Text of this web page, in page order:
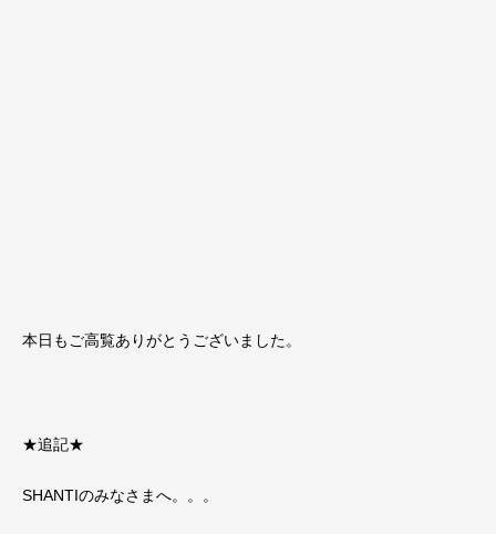
本日もご高覧ありがとうございました。
★追記★
SHANTIのみなさまへ。。。